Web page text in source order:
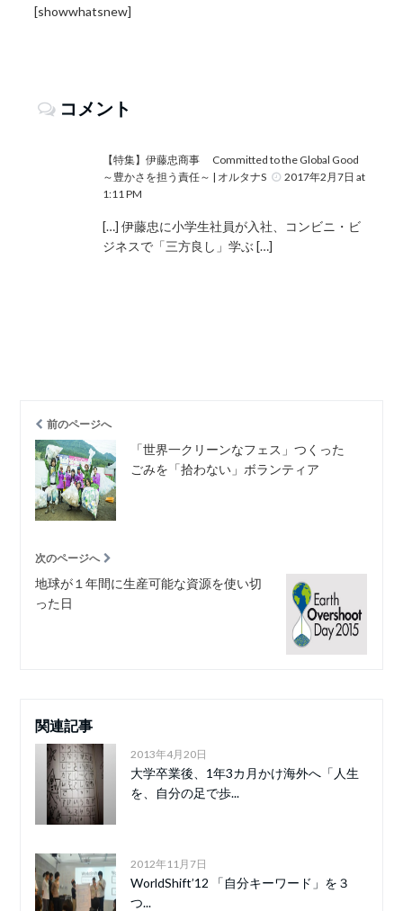
[showwhatsnew]
コメント
【特集】伊藤忠商事 Committed to the Global Good
～豊かさを担う責任～ | オルタナS
2017年2月7日 at
1:11 PM
[…] 伊藤忠に小学生社員が入社、コンビニ・ビ
ジネスで「三方良し」学ぶ […]
前のページへ
「世界一クリーンなフェス」つくった
ごみを「拾わない」ボランティア
次のページへ
地球が１年間に生産可能な資源を使い切
った日
関連記事
2013年4月20日
大学卒業後、1年3カ月かけ海外へ「人生
を、自分の足で歩...
2012年11月7日
WorldShift’12 「自分キーワード」を３
つ...